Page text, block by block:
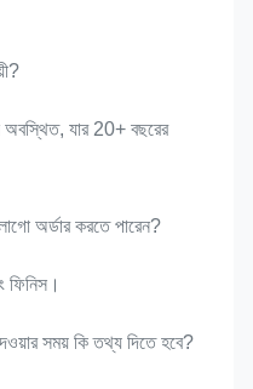
যার 20+ বছরের
অর্ডার করতে পারেন?
সময় কি তথ্য দিতে হবে?